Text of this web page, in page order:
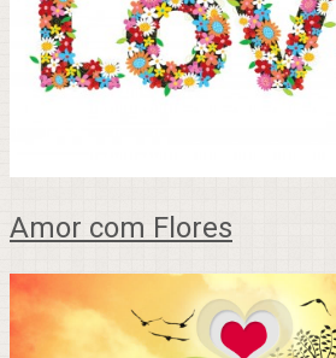
Amor com Flores